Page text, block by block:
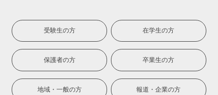
受験生の方 在学生の方
保護者の方 卒業生の方
地域・一般の方 報道・企業の方